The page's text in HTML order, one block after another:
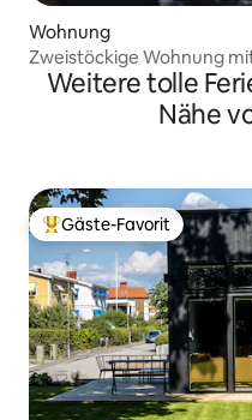
Wohnung
Zweistöckige Wohnung
Weitere tolle
Nähe
Beliebter Gäste-Favorit.
Gäste-Favorit